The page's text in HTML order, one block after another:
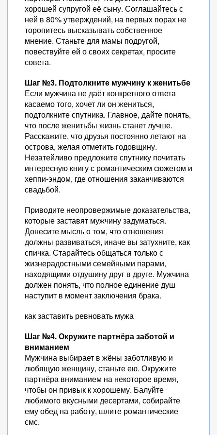
хорошей супругой её сыну. Соглашайтесь с
ней в 80% утверждений, на первых порах не
торопитесь высказывать собственное
мнение. Станьте для мамы подругой,
повествуйте ей о своих секретах, просите
совета.
Шаг №3. Подтолкните мужчину к женитьбе
Если мужчина не даёт конкретного ответа
касаемо того, хочет ли он жениться,
подтолкните спутника. Главное, дайте понять,
что после женитьбы жизнь станет лучше.
Расскажите, что друзья постоянно летают на
острова, желая отметить годовщину.
Незатейливо предложите спутнику почитать
интересную книгу с романтическим сюжетом и
хеппи-эндом, где отношения заканчиваются
свадьбой.
Приводите неопровержимые доказательства,
которые заставят мужчину задуматься.
Донесите мысль о том, что отношения
должны развиваться, иначе вы затухните, как
спичка. Старайтесь общаться только с
жизнерадостными семейными парами,
находящими отдушину друг в друге. Мужчина
должен понять, что полное единение душ
наступит в момент заключения брака.
как заставить ревновать мужа
Шаг №4. Окружите партнёра заботой и
вниманием
Мужчина выбирает в жёны заботливую и
любящую женщину, станьте ею. Окружите
партнёра вниманием на некоторое время,
чтобы он привык к хорошему. Балуйте
любимого вкусными десертами, собирайте
ему обед на работу, шлите романтические
смс.